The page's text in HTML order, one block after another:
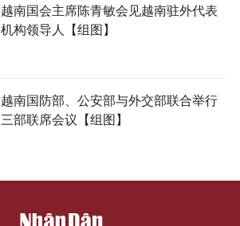
越南国会主席陈青敏会见越南驻外代表
机构领导人【组图】
越南国防部、公安部与外交部联合举行
三部联席会议【组图】